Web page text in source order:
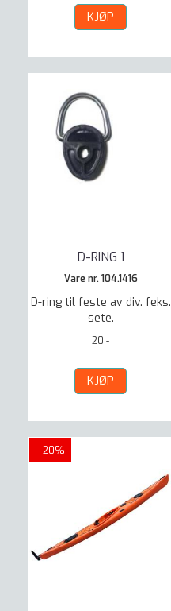
KJØP
D-RING 1
Vare nr. 104.1416
D-ring til feste av div. feks.
sete.
20,-
KJØP
-20%